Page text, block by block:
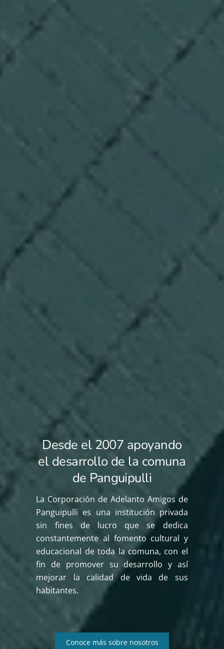
Desde el 2007 apoyando
el desarrollo de la comuna
de Panguipulli
La Corporación de Adelanto Amigos de
Panguipulli es una institución privada
sin fines de lucro que se dedica
constantemente al fomento cultural y
educacional de toda la comuna, con el
fin de promover su desarrollo y así
mejorar la calidad de vida de sus
habitantes.
Conoce más sobre nosotros